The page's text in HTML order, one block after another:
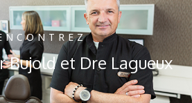
Bujold et Dre Lagueux